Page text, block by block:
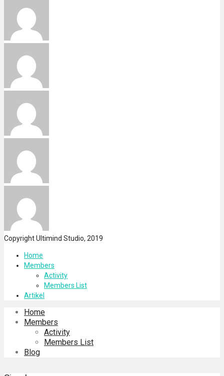
Copyright Ultimind Studio, 2019
Home
Members
Activity
Members List
Artikel
Home
Members
Activity
Members List
Blog